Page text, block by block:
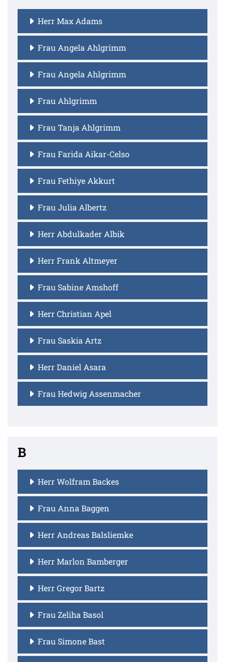
Herr Max Adams
Frau Angela Ahlgrimm
Frau Angela Ahlgrimm
Frau Ahlgrimm
Frau Tanja Ahlgrimm
Frau Farida Aikar-Celso
Frau Fethiye Akkurt
Frau Julia Albertz
Herr Abdulkader Albik
Herr Frank Altmeyer
Frau Sabine Amshoff
Herr Christian Apel
Frau Saskia Artz
Herr Daniel Asara
Frau Hedwig Assenmacher
B
Herr Wolfram Backes
Frau Anna Baggen
Herr Andreas Balsliemke
Herr Marlon Bamberger
Herr Gregor Bartz
Frau Zeliha Basol
Frau Simone Bast